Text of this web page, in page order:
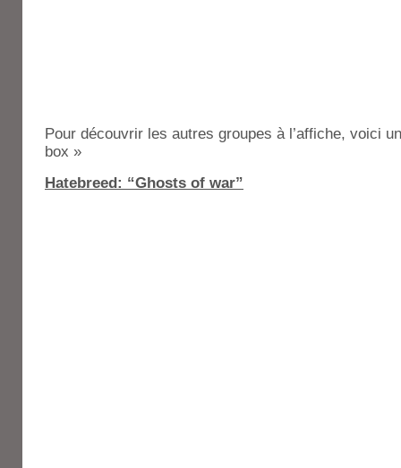
Pour découvrir les autres groupes à l’affiche, voici
box »
Hatebreed: “Ghosts of war”